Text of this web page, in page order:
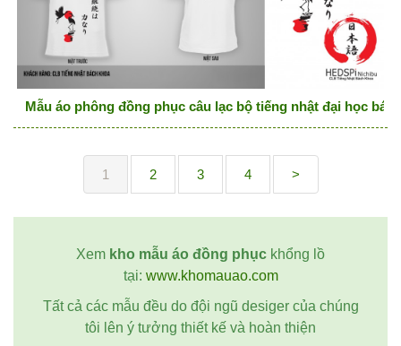
Mẫu áo phông đồng phục câu lạc bộ tiếng nhật đại học
1 2 3 4 >
Xem kho mẫu áo đồng phục khổng lồ
tại: www.khomauao.com
Tất cả các mẫu đều do đội ngũ desiger của chúng
tôi lên ý tưởng thiết kế và hoàn thiện